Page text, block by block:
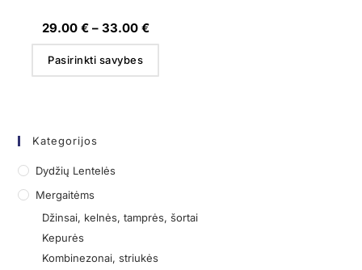
29.00 € – 33.00 €
Pasirinkti savybes
Kategorijos
Dydžių Lentelės
Mergaitėms
Džinsai, kelnės, tamprės, šortai
Kepurės
Kombinezonai, striukės